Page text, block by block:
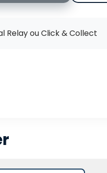
Relay ou Click & Collect